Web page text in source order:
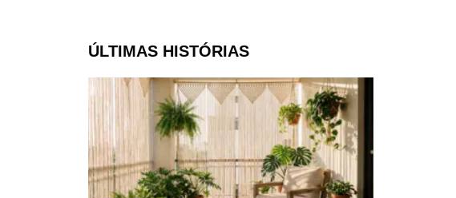
ÚLTIMAS HISTÓRIAS